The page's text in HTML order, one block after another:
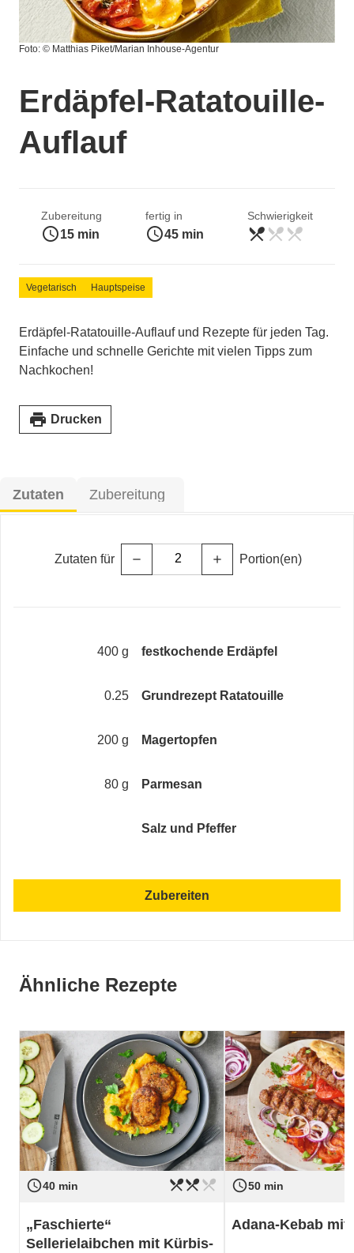
Foto: © Matthias Piket/Marian Inhouse-Agentur
Erdäpfel-Ratatouille-
Auflauf
Zubereitung
access_time15 min
fertig in
access_time45 min
Schwierigkeit
leicht
restaurant_menu restaurant_menu restaurant_menu
Vegetarisch Hauptspeise
Erdäpfel-Ratatouille-Auflauf und Rezepte für jeden Tag.
Einfache und schnelle Gerichte mit vielen Tipps zum
Nachkochen!
print Drucken
Zutaten Zubereitung
Zutaten für remove add Portion(en)
400 g festkochende Erdäpfel
0.25 Grundrezept Ratatouille
200 g Magertopfen
80 g Parmesan
Salz und Pfeffer
Zubereiten
Ähnliche Rezepte
access_time40 min
Schwierigkeit mittel
restaurant_menurestaurant_menurestaurant_menu
„Faschierte“
Sellerielaibchen mit Kürbis-
access_time50 min
Schwierigkeit
Adana-Kebab mit